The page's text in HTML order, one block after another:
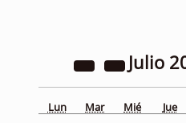
Julio
Lun Mar Mié Jue